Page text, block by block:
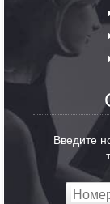
Введите